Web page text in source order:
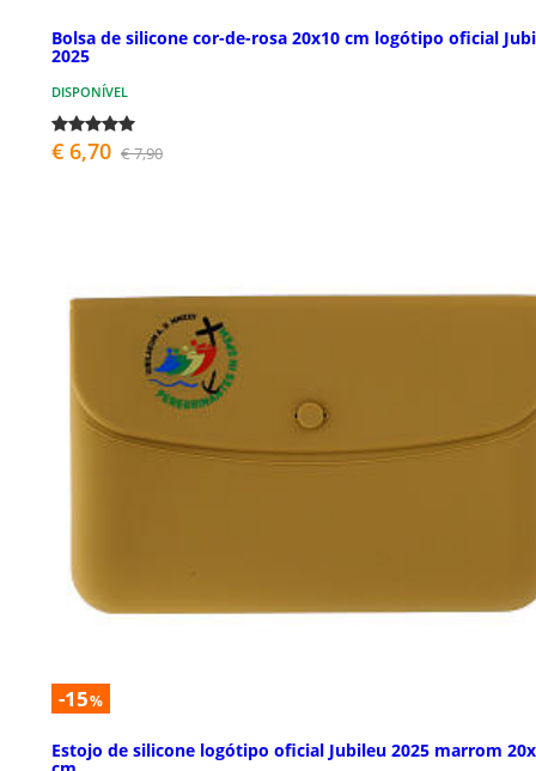
Bolsa de silicone cor-de-rosa 20x10 cm logótipo oficial
2025
DISPONÍVEL
€ 6,70 € 7,90
-15%
Estojo de silicone logótipo oficial Jubileu 2025 marrom